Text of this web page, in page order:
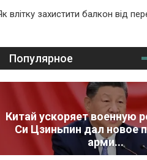
влітку захистити балкон від
Популярное
Китай ускоряет военную
Си Цзиньпин дал новое
арми...